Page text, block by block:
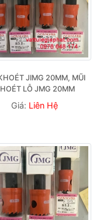
JIMG 20MM, MŨI
LỖ JMG 20MM
Giá: Liên Hệ